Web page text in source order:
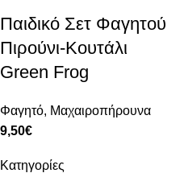
Κατηγορίες
Παιδικό Σετ Φαγητού
Πιρούνι-Κουτάλι
Green Frog
Φαγητό, Μαχαιροπήρουνα
9,50€